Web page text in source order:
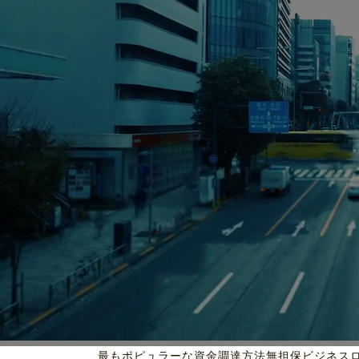
最もポピュラーな資金調達方法無担保ビジネス